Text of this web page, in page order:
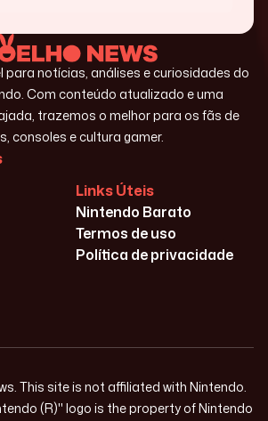
para notícias, análises e curiosidades do
Com conteúdo atualizado e uma
trazemos o melhor para os fãs de
consoles e cultura gamer.
Links Úteis
Nintendo Barato
Termos de uso
Política de privacidade
This site is not affiliated with Nintendo.
(R)" logo is the property of Nintendo